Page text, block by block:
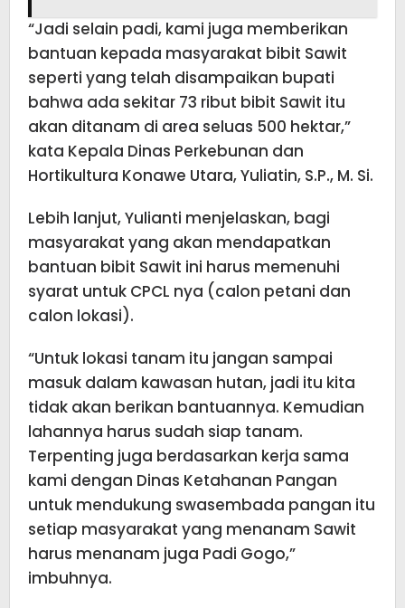
“Jadi selain padi, kami juga memberikan
bantuan kepada masyarakat bibit Sawit
seperti yang telah disampaikan bupati
bahwa ada sekitar 73 ribut bibit Sawit itu
akan ditanam di area seluas 500 hektar,”
kata Kepala Dinas Perkebunan dan
Hortikultura Konawe Utara, Yuliatin, S.P., M. Si.
Lebih lanjut, Yulianti menjelaskan, bagi
masyarakat yang akan mendapatkan
bantuan bibit Sawit ini harus memenuhi
syarat untuk CPCL nya (calon petani dan
calon lokasi).
“Untuk lokasi tanam itu jangan sampai
masuk dalam kawasan hutan, jadi itu kita
tidak akan berikan bantuannya. Kemudian
lahannya harus sudah siap tanam.
Terpenting juga berdasarkan kerja sama
kami dengan Dinas Ketahanan Pangan
untuk mendukung swasembada pangan itu
setiap masyarakat yang menanam Sawit
harus menanam juga Padi Gogo,”
imbuhnya.